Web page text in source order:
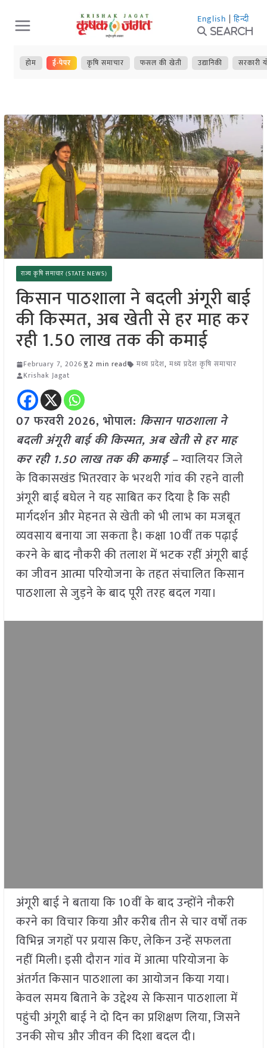
Skip
to
content
English | हिन्दी
Search
होम ई-पेपर कृषि समाचार फसल की खेती उद्यानिकी सरकारी
राज्य कृषि समाचार (STATE NEWS)
किसान पाठशाला ने बदली अंगूरी बाई
की किस्मत, अब खेती से हर माह कर
रही 1.50 लाख तक की कमाई
February 7, 2026 2 min read मध्य प्रदेश, मध्य प्रदेश कृषि समाचार
Krishak Jagat
07 फरवरी 2026, भोपाल: किसान पाठशाला ने
बदली अंगूरी बाई की किस्मत, अब खेती से हर माह
कर रही 1.50 लाख तक की कमाई –ग्वालियर जिले
के विकासखंड भितरवार के भरथरी गांव की रहने वाली
अंगूरी बाई बघेल ने यह साबित कर दिया है कि सही
मार्गदर्शन और मेहनत से खेती को भी लाभ का मजबूत
व्यवसाय बनाया जा सकता है। कक्षा 10वीं तक पढ़ाई
करने के बाद नौकरी की तलाश में भटक रहीं अंगूरी बाई
का जीवन आत्मा परियोजना के तहत संचालित किसान
पाठशाला से जुड़ने के बाद पूरी तरह बदल गया।
अंगूरी बाई ने बताया कि 10वीं के बाद उन्होंने नौकरी
करने का विचार किया और करीब तीन से चार वर्षों तक
विभिन्न जगहों पर प्रयास किए, लेकिन उन्हें सफलता
नहीं मिली। इसी दौरान गांव में आत्मा परियोजना के
अंतर्गत किसान पाठशाला का आयोजन किया गया।
केवल समय बिताने के उद्देश्य से किसान पाठशाला में
पहुंची अंगूरी बाई ने दो दिन का प्रशिक्षण लिया, जिसने
उनकी सोच और जीवन की दिशा बदल दी।